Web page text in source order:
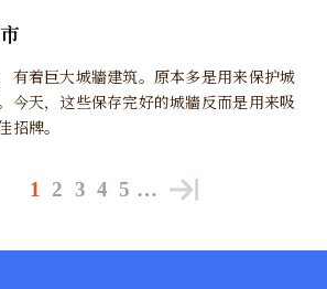
有着巨大城牆建筑。原本多是用来保护城
今天，这些保存完好的城牆反而是用来吸
招牌。
1 2 3 4 5 …